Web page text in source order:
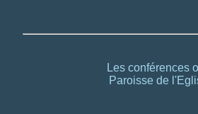
Les conférences
Paroisse de